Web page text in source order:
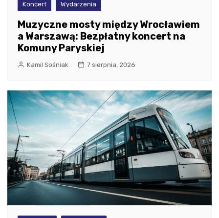
Koncert Wydarzenia
Muzyczne mosty między Wrocławiem
a Warszawą: Bezpłatny koncert na
Komuny Paryskiej
Kamil Sośniak 7 sierpnia, 2026